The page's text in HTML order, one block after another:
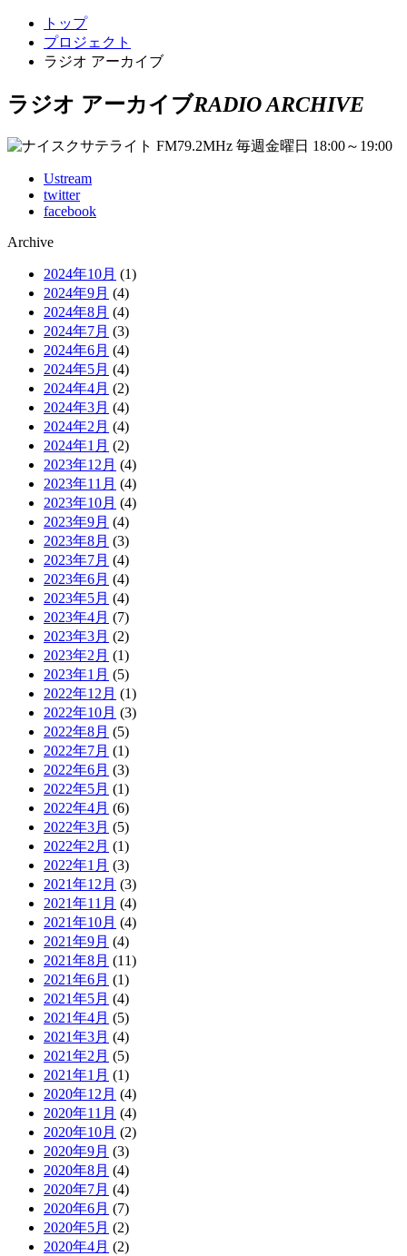
トップ
プロジェクト
ラジオ アーカイブ
ラジオ アーカイブRADIO ARCHIVE
Ustream
twitter
facebook
Archive
2024年10月 (1)
2024年9月 (4)
2024年8月 (4)
2024年7月 (3)
2024年6月 (4)
2024年5月 (4)
2024年4月 (2)
2024年3月 (4)
2024年2月 (4)
2024年1月 (2)
2023年12月 (4)
2023年11月 (4)
2023年10月 (4)
2023年9月 (4)
2023年8月 (3)
2023年7月 (4)
2023年6月 (4)
2023年5月 (4)
2023年4月 (7)
2023年3月 (2)
2023年2月 (1)
2023年1月 (5)
2022年12月 (1)
2022年10月 (3)
2022年8月 (5)
2022年7月 (1)
2022年6月 (3)
2022年5月 (1)
2022年4月 (6)
2022年3月 (5)
2022年2月 (1)
2022年1月 (3)
2021年12月 (3)
2021年11月 (4)
2021年10月 (4)
2021年9月 (4)
2021年8月 (11)
2021年6月 (1)
2021年5月 (4)
2021年4月 (5)
2021年3月 (4)
2021年2月 (5)
2021年1月 (1)
2020年12月 (4)
2020年11月 (4)
2020年10月 (2)
2020年9月 (3)
2020年8月 (4)
2020年7月 (4)
2020年6月 (7)
2020年5月 (2)
2020年4月 (2)